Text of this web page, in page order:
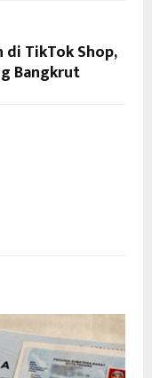
di TikTok Shop,
Bangkrut